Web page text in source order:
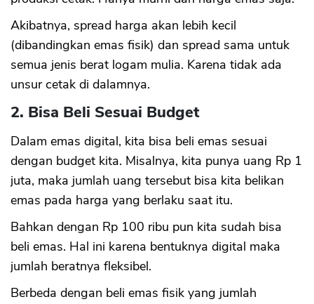
Akibatnya, spread harga akan lebih kecil
(dibandingkan emas fisik) dan spread sama untuk
semua jenis berat logam mulia. Karena tidak ada
unsur cetak di dalamnya.
2. Bisa Beli Sesuai Budget
Dalam emas digital, kita bisa beli emas sesuai
dengan budget kita. Misalnya, kita punya uang Rp 1
juta, maka jumlah uang tersebut bisa kita belikan
emas pada harga yang berlaku saat itu.
Bahkan dengan Rp 100 ribu pun kita sudah bisa
beli emas. Hal ini karena bentuknya digital maka
jumlah beratnya fleksibel.
Berbeda dengan beli emas fisik yang jumlah
OK
CANCEL